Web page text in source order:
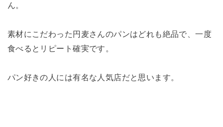
ん。
素材にこだわった円麦さんのパンはどれも絶品で、一度
食べるとリピート確実です。
パン好きの人には有名な人気店だと思います。